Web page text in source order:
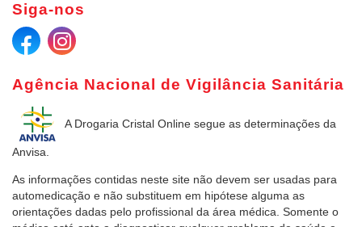
Agência Nacional de Vigilância Sanitária
A Drogaria Cristal Online segue as determinações da
Anvisa.
As informações contidas neste site não devem ser usadas para
automedicação e não substituem em hipótese alguma as
orientações dadas pelo profissional da área médica. Somente o
Siga-nos